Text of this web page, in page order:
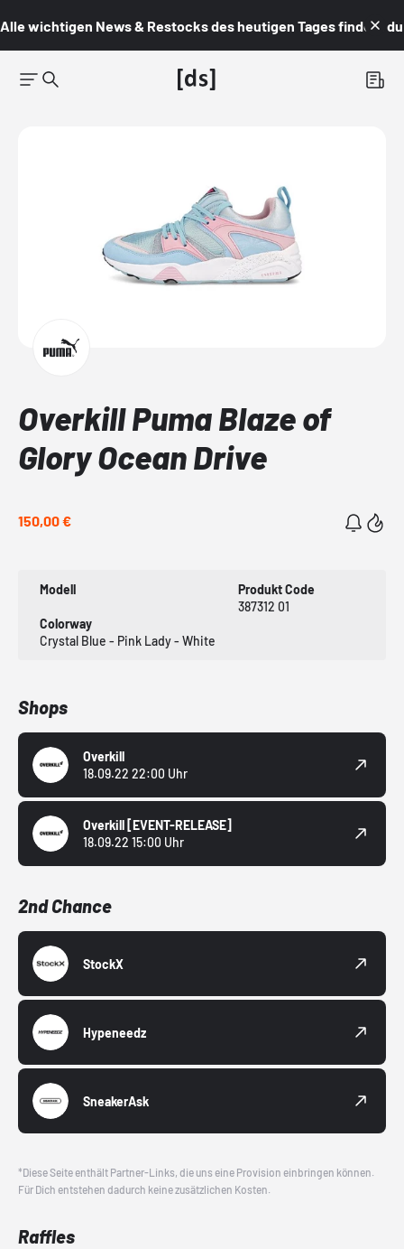
Alle wichtigen News & Restocks des heutigen Tages findest du
Overkill Puma Blaze of
Glory Ocean Drive
150,00 €
Modell
Produkt Code
387312 01
Colorway
Crystal Blue - Pink Lady - White
Shops
Overkill
18.09.22 22:00 Uhr
Overkill [EVENT-RELEASE]
18.09.22 15:00 Uhr
2nd Chance
StockX
Hypeneedz
SneakerAsk
*Diese Seite enthält Partner-Links, die uns eine Provision einbringen können.
Für Dich entstehen dadurch keine zusätzlichen Kosten.
Raffles